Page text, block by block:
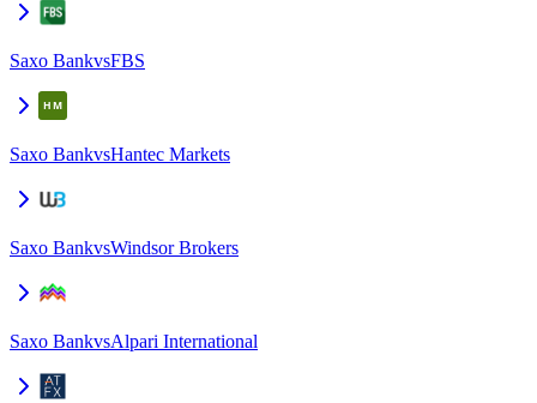
Saxo BankvsFBS
Saxo BankvsHantec Markets
Saxo BankvsWindsor Brokers
Saxo BankvsAlpari International